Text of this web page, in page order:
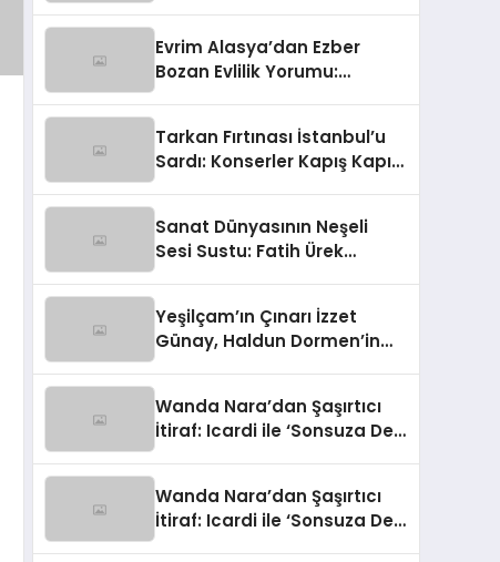
Evrim Alasya’dan Ezber
Bozan Evlilik Yorumu:
Tarkan Fırtınası İstanbul’u
Sardı: Konserler Kapış Kapış,
Sanat Dünyasının Neşeli
Sesi Sustu: Fatih Ürek
Yeşilçam’ın Çınarı İzzet
Günay, Haldun Dormen’in
Wanda Nara’dan Şaşırtıcı
İtiraf: Icardi ile ‘Sonsuza Dek
Wanda Nara’dan Şaşırtıcı
İtiraf: Icardi ile ‘Sonsuza Dek